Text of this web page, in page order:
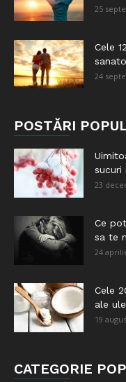
25
Cele
24
POSTĂRI
sucuri
23
Ce
sa te
24
Cele
ale
19
CATEGORIE